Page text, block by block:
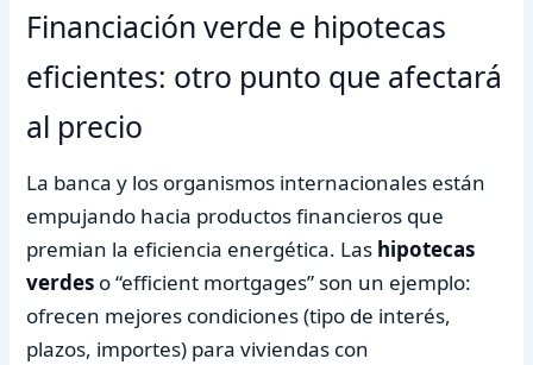
Financiación verde e hipotecas
eficientes: otro punto que afectará
al precio
La banca y los organismos internacionales están
empujando hacia productos financieros que
premian la eficiencia energética. Las hipotecas
verdes o “efficient mortgages” son un ejemplo:
ofrecen mejores condiciones (tipo de interés,
plazos, importes) para viviendas con